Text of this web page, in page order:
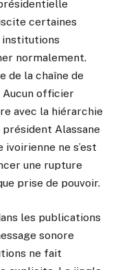
certaines
institutions
normalement.
de la chaîne de
Aucun officier
avec la hiérarchie
président Alassane
ivoirienne ne s’est
une rupture
prise de pouvoir.
les publications
sonore
ne fait